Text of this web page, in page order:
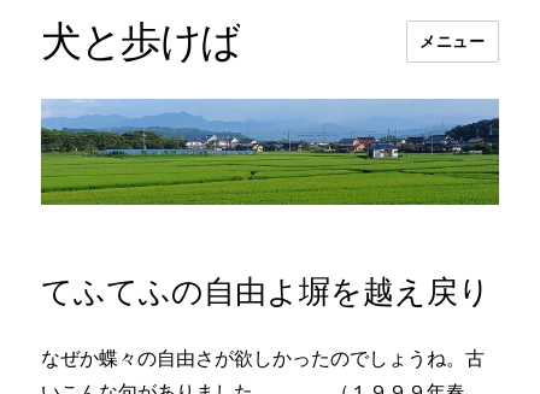
犬と歩けば メニュー
てふてふの自由よ塀を越え戻り
なぜか蝶々の自由さが欲しかったのでしょうね。古